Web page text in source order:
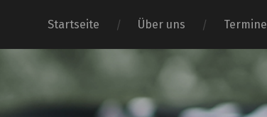
Startseite Über uns Termine